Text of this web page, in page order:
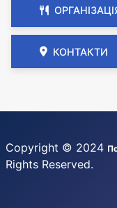
КОНТАКТИ
Copyright © 2024
Rights Reserved.